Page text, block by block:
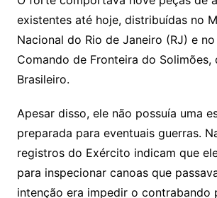
existentes até hoje, distribuídas no
Nacional do Rio de Janeiro (RJ) e
Comando de Fronteira do Solimões,
Brasileiro.
Apesar disso, ele não possuía uma
preparada para eventuais guerras.
registros do Exército indicam que
para inspecionar canoas que
intenção era impedir o contrabando